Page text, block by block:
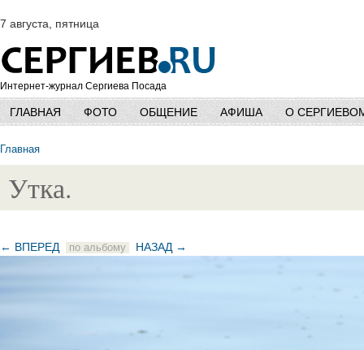
7 августа, пятница
Интернет-журнал Сергиева Посада
ГЛАВНАЯ ФОТО ОБЩЕНИЕ АФИША О
Главная
Утка.
← ВПЕРЕД по альбому НАЗАД →